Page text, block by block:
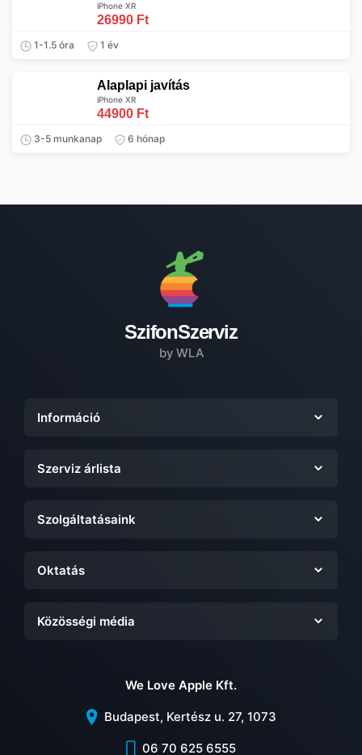
iPhone XR
26990 Ft
1-1.5 óra 1 év
Alaplapi javítás
iPhone XR
44900 Ft
3-5 munkanap 6 hónap
SzifonSzerviz
by WLA
Információ
Szerviz árlista
Szolgáltatásaink
Oktatás
Közösségi média
We Love Apple Kft.
Budapest, Kertész u. 27, 1073
06 70 625 6555